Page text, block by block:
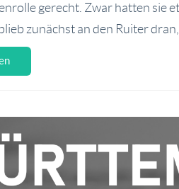
gerecht. Zwar hatten sie
zunächst an den Ruiter